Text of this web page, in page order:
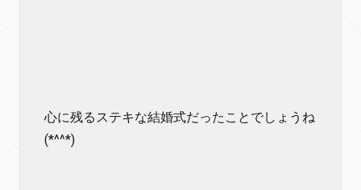
心に残るステキな結婚式だったことでしょうね
(*^^*)